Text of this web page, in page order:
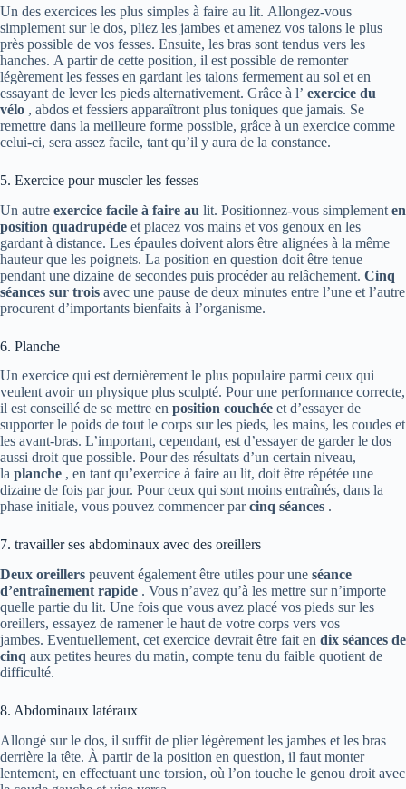
Un des exercices les plus simples à faire au lit. Allongez-vous
simplement sur le dos, pliez les jambes et amenez vos talons le plus
près possible de vos fesses. Ensuite, les bras sont tendus vers les
hanches. A partir de cette position, il est possible de remonter
légèrement les fesses en gardant les talons fermement au sol et en
essayant de lever les pieds alternativement. Grâce à l’ exercice du
vélo , abdos et fessiers apparaîtront plus toniques que jamais. Se
remettre dans la meilleure forme possible, grâce à un exercice comme
celui-ci, sera assez facile, tant qu’il y aura de la constance.
5. Exercice pour muscler les fesses
Un autre exercice facile à faire au lit. Positionnez-vous simplement en
position quadrupède et placez vos mains et vos genoux en les
gardant à distance. Les épaules doivent alors être alignées à la même
hauteur que les poignets. La position en question doit être tenue
pendant une dizaine de secondes puis procéder au relâchement. Cinq
séances sur trois avec une pause de deux minutes entre l’une et l’autre
procurent d’importants bienfaits à l’organisme.
6. Planche
Un exercice qui est dernièrement le plus populaire parmi ceux qui
veulent avoir un physique plus sculpté. Pour une performance correcte,
il est conseillé de se mettre en position couchée et d’essayer de
supporter le poids de tout le corps sur les pieds, les mains, les coudes et
les avant-bras. L’important, cependant, est d’essayer de garder le dos
aussi droit que possible. Pour des résultats d’un certain niveau,
la planche , en tant qu’exercice à faire au lit, doit être répétée une
dizaine de fois par jour. Pour ceux qui sont moins entraînés, dans la
phase initiale, vous pouvez commencer parcinq séances .
7. travailler ses abdominaux avec des oreillers
Deux oreillers peuvent également être utiles pour une séance
d’entraînement rapide . Vous n’avez qu’à les mettre sur n’importe
quelle partie du lit. Une fois que vous avez placé vos pieds sur les
oreillers, essayez de ramener le haut de votre corps vers vos
jambes. Eventuellement, cet exercice devrait être fait en dix séances de
cinq aux petites heures du matin, compte tenu du faible quotient de
difficulté.
8. Abdominaux latéraux
Allongé sur le dos, il suffit de plier légèrement les jambes et les bras
derrière la tête. À partir de la position en question, il faut monter
lentement, en effectuant une torsion, où l’on touche le genou droit avec